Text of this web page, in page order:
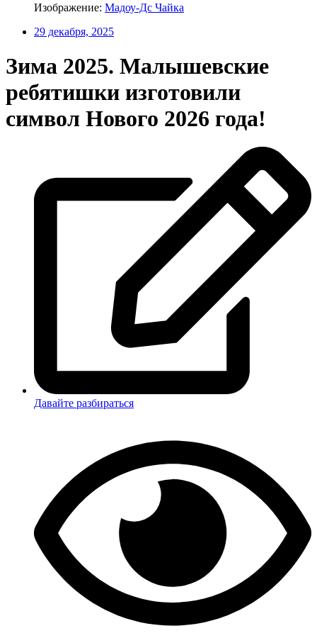
Изображение: Мадоу-Дс Чайка
29 декабря, 2025
Зима 2025. Малышевские
ребятишки изготовили
символ Нового 2026 года!
Давайте разбираться